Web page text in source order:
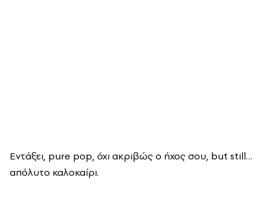
Εντάξει, pure pop, όχι ακριβώς ο ήχος σου, but still…
απόλυτο καλοκαίρι.